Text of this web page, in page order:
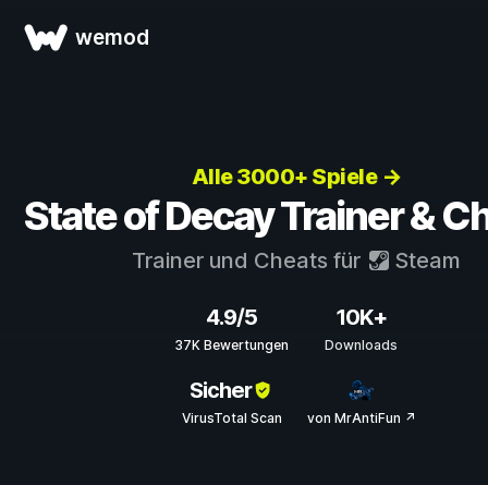
wemod
Alle 3000+ Spiele →
State of Decay Trainer &
Trainer und Cheats für Steam
4.9/5
37K Bewertungen
10K+
Downloads
Sicher
VirusTotal Scan von MrAntiFun ↗